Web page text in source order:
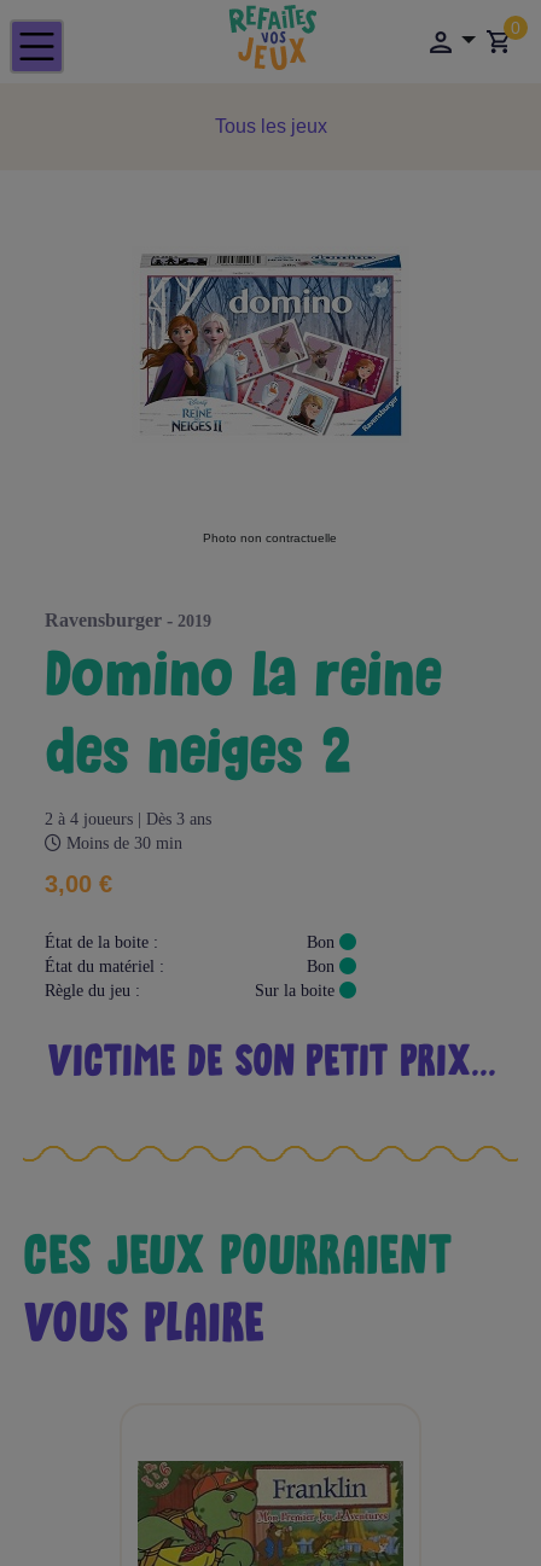
0
Tous les jeux
Photo non contractuelle
ravensburger - 2019
domino la reine
des neiges 2
2 à 4 joueurs | Dès 3 ans
Moins de 30 min
3,00 €
État de la boite :
État du matériel :
Règle du jeu :
Bon
Bon
Sur la boite
VICTIME DE SON PETIT PRIX...
CES JEUX POURRAIENT
VOUS PLAIRE